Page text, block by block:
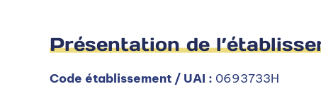
Présentation de
Code établissement / UAI : 0693733H